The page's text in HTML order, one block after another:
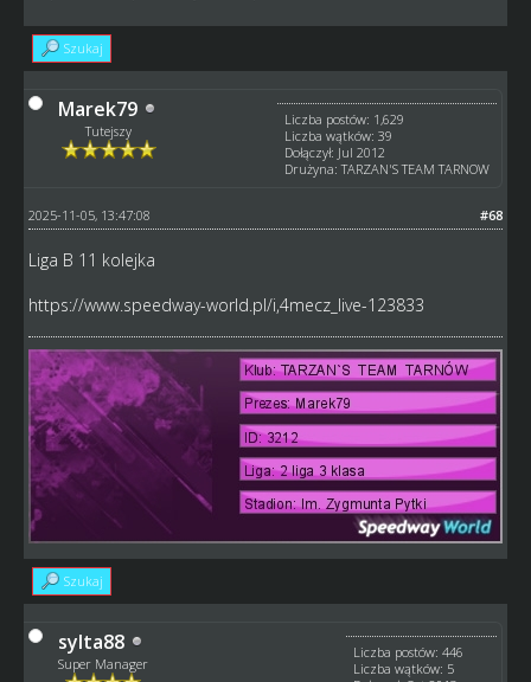
Szukaj
Marek79
Tutejszy
Liczba postów: 1,629
Liczba wątków: 39
Dołączył: Jul 2012
Drużyna: TARZAN'S TEAM TARNOW
#68
2025-11-05, 13:47:08
Liga B 11 kolejka
https://www.speedway-world.pl/i,4mecz_live-123833
Szukaj
sylta88
Super Manager
Liczba postów: 446
Liczba wątków: 5